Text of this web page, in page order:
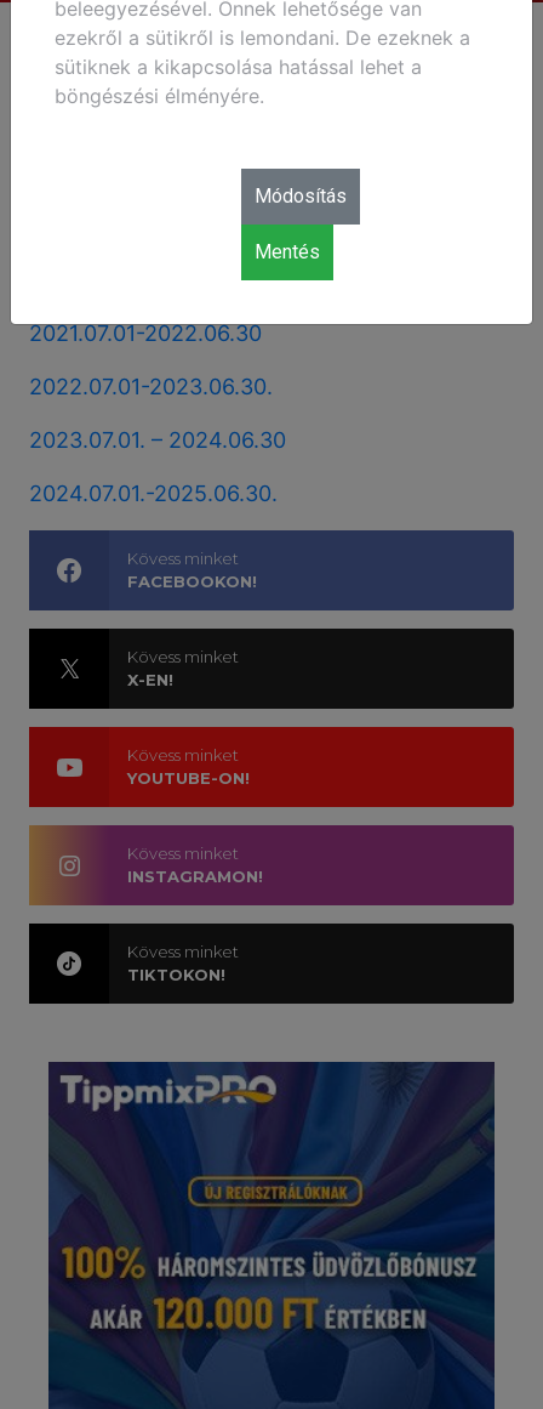
Beszámolók
2019.07.01-2020.06.30
2020.07.01-2021.06.30
2021.07.01-2022.06.30
2022.07.01-2023.06.30.
2023.07.01. – 2024.06.30
2024.07.01.-2025.06.30.
Kövess minket
FACEBOOKON!
Kövess minket
X-EN!
Kövess minket
YOUTUBE-ON!
Kövess minket
INSTAGRAMON!
Kövess minket
TIKTOKON!
beleegyezésével. Önnek lehetősége van
ezekről a sütikről is lemondani. De ezeknek a
sütiknek a kikapcsolása hatással lehet a
böngészési élményére.
Módosítás
Mentés